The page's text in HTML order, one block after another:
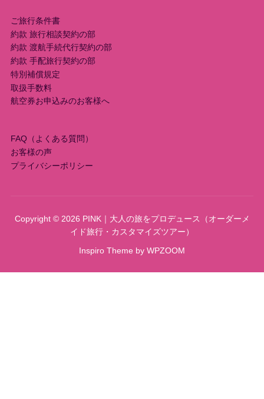
ご旅行条件書
約款 旅行相談契約の部
約款 渡航手続代行契約の部
約款 手配旅行契約の部
特別補償規定
取扱手数料
航空券お申込みのお客様へ
FAQ（よくある質問）
お客様の声
プライバシーポリシー
Copyright © 2026 PINK｜大人の旅をプロデュース（オーダーメ
イド旅行・カスタマイズツアー）
Inspiro Theme by WPZOOM